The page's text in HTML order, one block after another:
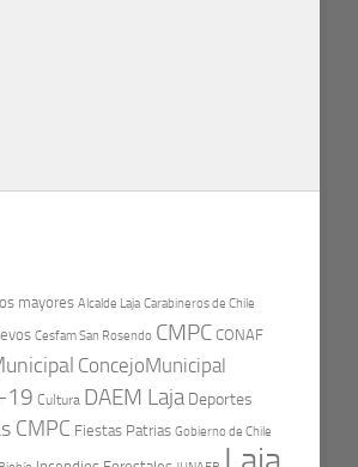
mayores Alcalde Laja Carabineros de Chile
Cesfam San Rosendo CMPC CONAF
ConcejoMunicipal
19 Cultura DAEM Laja Deportes
CMPC Fiestas Patrias Gobierno de Chile